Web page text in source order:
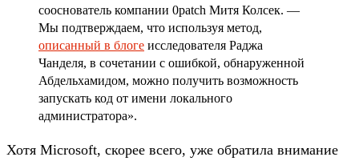
сооснователь компании 0patch Митя Колсек. —
Мы подтверждаем, что используя метод,
описанный в блоге исследователя Раджа
Чанделя, в сочетании с ошибкой, обнаруженной
Абдельхамидом, можно получить возможность
запускать код от имени локального
администратора».
Хотя Microsoft, скорее всего, уже обратила внимание